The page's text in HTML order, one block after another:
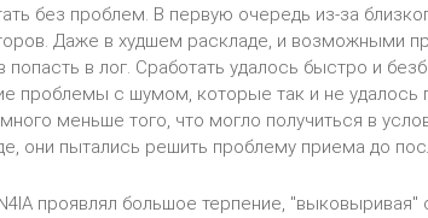
без проблем. В первую очередь из-за
Даже в худшем раскладе, и возможными
попасть в лог. Сработать удалось быстро и
проблемы с шумом, которые так и не удалось
меньше того, что могло получиться в
они пытались решить проблему приема до
проявлял большое терпение,